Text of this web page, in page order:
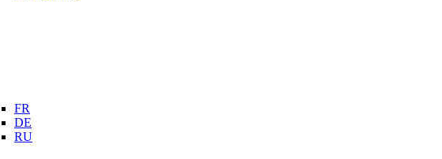
FR
DE
RU